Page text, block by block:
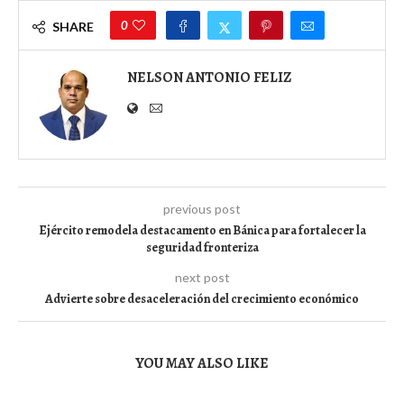
SHARE 0
NELSON ANTONIO FELIZ
previous post
Ejército remodela destacamento en Bánica para fortalecer la
seguridad fronteriza
next post
Advierte sobre desaceleración del crecimiento económico
YOU MAY ALSO LIKE